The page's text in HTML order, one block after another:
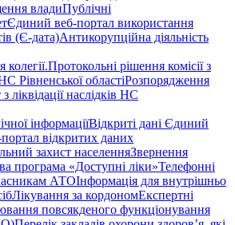
владиПублічні
Єдиний веб-портал використання
(Є-дата)Антикорупційна діяльність
Протокольні рішення комісії з
Рівненської областіРозпорядження
ліквідації наслідків НС
інформаціїВідкриті дані Єдиний
відкритих даних
захист населенняЗвернення
програма «Доступні ліки»Телефонні
АТОІнформація для внутрішньо
Лікування за кордономЕкспертні
повсякденого функціонування